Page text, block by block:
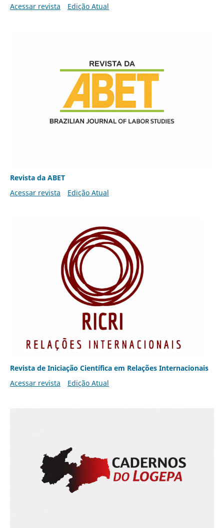
Acessar revista Edição Atual
Revista da ABET
Acessar revista
Edição Atual
Revista de Iniciação Científica em Relações Internacionais
Acessar revista
Edição Atual